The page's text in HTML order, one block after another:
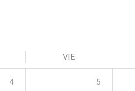
VIE
4 5